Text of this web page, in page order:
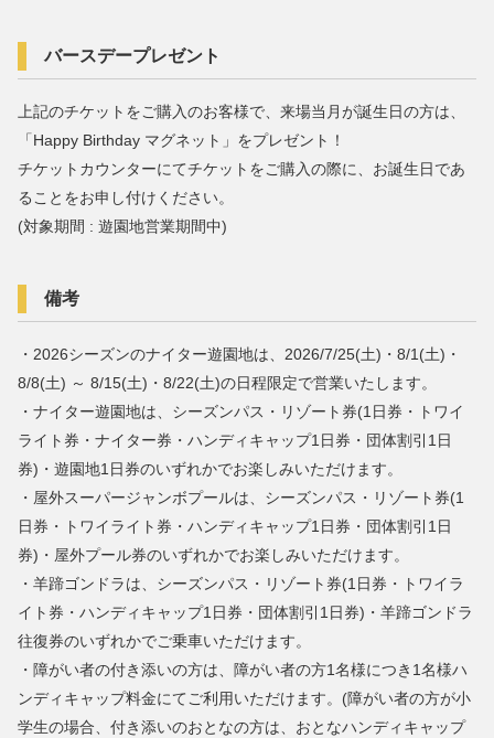
バースデープレゼント
上記のチケットをご購入のお客様で、来場当月が誕生日の方は、
「Happy Birthday マグネット」をプレゼント！
チケットカウンターにてチケットをご購入の際に、お誕生日であ
ることをお申し付けください。
(対象期間 : 遊園地営業期間中)
備考
・2026シーズンのナイター遊園地は、2026/7/25(土)・8/1(土)・
8/8(土) ～ 8/15(土)・8/22(土)の日程限定で営業いたします。
・ナイター遊園地は、シーズンパス・リゾート券(1日券・トワイ
ライト券・ナイター券・ハンディキャップ1日券・団体割引1日
券)・遊園地1日券のいずれかでお楽しみいただけます。
・屋外スーパージャンボプールは、シーズンパス・リゾート券(1
日券・トワイライト券・ハンディキャップ1日券・団体割引1日
券)・屋外プール券のいずれかでお楽しみいただけます。
・羊蹄ゴンドラは、シーズンパス・リゾート券(1日券・トワイラ
イト券・ハンディキャップ1日券・団体割引1日券)・羊蹄ゴンドラ
往復券のいずれかでご乗車いただけます。
・障がい者の付き添いの方は、障がい者の方1名様につき1名様ハ
ンディキャップ料金にてご利用いただけます。(障がい者の方が小
学生の場合、付き添いのおとなの方は、おとなハンディキャップ